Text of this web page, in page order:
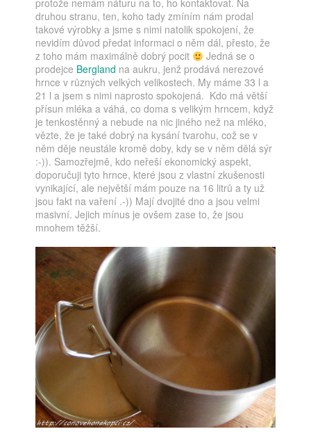
protože nemám náturu na to, ho kontaktovat. Na
druhou stranu, ten, koho tady zmíním nám prodal
takové výrobky a jsme s nimi natolik spokojení, že
nevidím důvod předat informaci o něm dál, přesto, že
z toho mám maximálně dobrý pocit
Jedná se o
prodejce Bergland na aukru, jenž prodává nerezové
hrnce v různých velkých velikostech. My máme 33 l a
21 l a jsem s nimi naprosto spokojená. Kdo má větší
přísun mléka a váhá, co doma s velikým hrncem, když
je tenkostěnný a nebude na nic jiného než na mléko,
vězte, že je také dobrý na kysání tvarohu, což se v
něm děje neustále kromě doby, kdy se v něm dělá sýr
:-)). Samozřejmě, kdo neřeší ekonomický aspekt,
doporučuji tyto hrnce, které jsou z vlastní zkušenosti
vynikající, ale největší mám pouze na 16 litrů a ty už
jsou fakt na vaření .-)) Mají dvojité dno a jsou velmi
masivní. Jejich mínus je ovšem zase to, že jsou
mnohem těžší.